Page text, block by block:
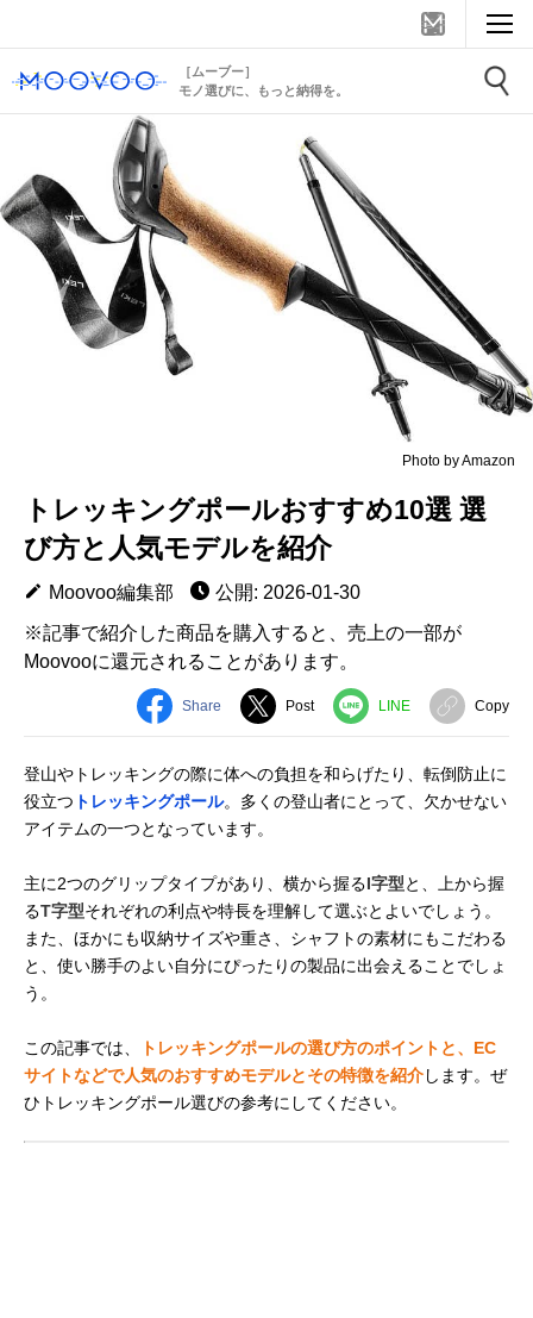
［ムーブー］
モノ選びに、もっと納得を。
Photo by Amazon
トレッキングポールおすすめ10選 選
び方と人気モデルを紹介
Moovoo編集部
公開: 2026-01-30
※記事で紹介した商品を購入すると、売上の一部が
Moovooに還元されることがあります。
Share Post LINE Copy
登山やトレッキングの際に体への負担を和らげたり、転倒防止に
役立つ トレッキングポール。多くの登山者にとって、欠かせない
アイテムの一つとなっています。
主に2つのグリップタイプがあり、横から握るI字型と、上から握
るT字型それぞれの利点や特長を理解して選ぶとよいでしょう。
また、ほかにも収納サイズや重さ、シャフトの素材にもこだわる
と、使い勝手のよい自分にぴったりの製品に出会えることでしょ
う。
この記事では、
トレッキングポールの選び方のポイントと、EC
サイトなどで人気のおすすめモデルとその特徴を紹介します。ぜ
ひトレッキングポール選びの参考にしてください。